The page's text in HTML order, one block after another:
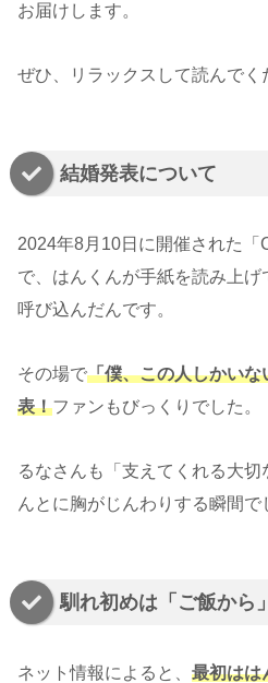
お届けします。
ぜひ、リラックスして読んでく
結婚発表について
2024年8月10日に開催された「
で、はんくんが手紙を読み上
呼び込んだんです。
その場で「僕、この人しかい
表！ファンもびっくりでした。
るなさんも「支えてくれる大
んとに胸がじんわりする瞬間で
馴れ初めは「ご飯から
ネット情報によると、 最初はは